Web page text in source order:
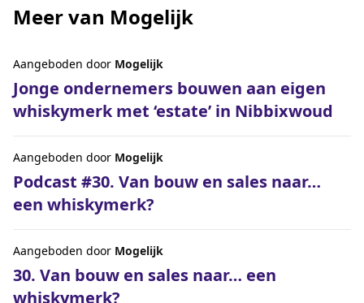
Meer van Mogelijk
Jonge ondernemers bouwen aan eigen
whiskymerk met ‘estate’ in Nibbixwoud
Aangeboden door Mogelijk
Podcast #30. Van bouw en sales naar…
een whiskymerk?
Aangeboden door Mogelijk
30. Van bouw en sales naar… een
whiskymerk?
Aangeboden door Mogelijk